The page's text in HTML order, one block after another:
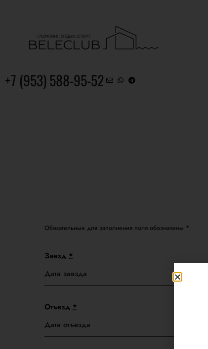
+7 (953) 588-95-52
Обязательные для заполнения поля обозначены *
Заезд *
Отъезд *